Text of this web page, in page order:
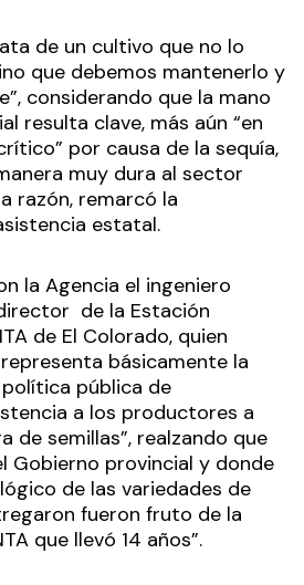
de un cultivo que no lo
que debemos mantenerlo y
considerando que la mano
resulta clave, más aún “en
por causa de la sequía,
muy dura al sector
razón, remarcó la
estatal.
la Agencia el ingeniero
de la Estación
de El Colorado, quien
básicamente la
pública de
a los productores a
de semillas”, realzando que
Gobierno provincial y donde
de las variedades de
fueron fruto de la
que llevó 14 años”.